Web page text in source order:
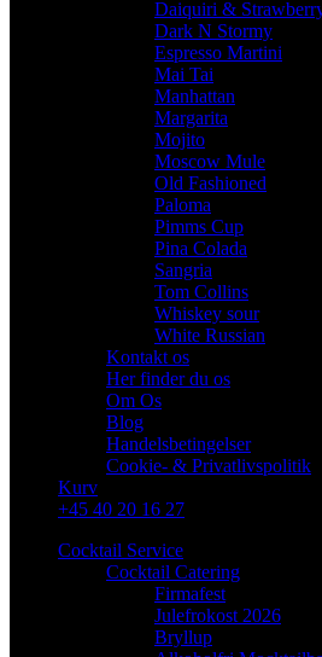
Daiquiri &
Dark N Stormy
Espresso Martini
Mai Tai
Manhattan
Margarita
Mojito
Moscow Mule
Old Fashioned
Paloma
Pimms Cup
Pina Colada
Sangria
Tom Collins
Whiskey sour
White Russian
Kontakt os
Her finder du os
Om Os
Blog
Handelsbetingelser
Cookie- & Privatlivspolitik
Kurv
+45 40 20 16 27
Cocktail Service
Cocktail Catering
Firmafest
Julefrokost 2026
Bryllup